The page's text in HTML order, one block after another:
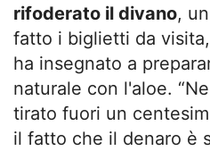
rifoderato il divano,
fatto i biglietti da
ha insegnato a
naturale con l'aloe.
tirato fuori un
il fatto che il denaro è